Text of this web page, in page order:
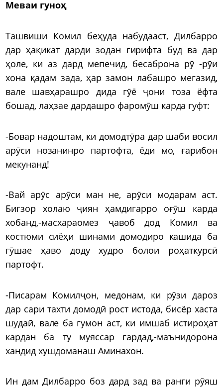
Меваи гуноҳ
Ташвиши Комил беҳуда набудааст, Дилбарро
дар ҳақикат дарди зодан гирифта буд ва дар
ҳоле, ки аз дард мепечид, бесаброна рӯ -рӯи
хона қадам зада, ҳар замон лабашро мегазид,
вале шавҳарашро дида гӯё ҷони тоза ёфта
бошад, лаҳзае дардашро фаромӯш карда гуфт:
-Бовар надоштам, ки домодтӯра дар шаби восил
арӯси нозанинро партофта, ёди мо, ғарибон
мекунанд!
-Вай арӯс арӯси ман не, арӯси модарам аст.
Бигзор холаю ҷиян ҳамдигарро оғӯш карда
хобанд,-масхараомез ҷавоб дод Комил ва
костюми сиёҳи шинами домодиро кашида ба
гӯшае ҳаво доду худро болои роҳаткурсӣ
партофт.
-Писарам Комилҷон, медонам, ки рӯзи дароз
дар сари тахти домодӣ рост истода, бисёр хаста
шудаӣ, вале ба гумон аст, ки имшаб истироҳат
кардан ба ту муяссар гардад,-маънидорона
хандид хушдоманаш Аминахон.
Ин дам Дилбарро боз дард зад ва ранги рӯяш